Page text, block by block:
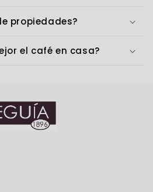
propiedades?
el café en casa?